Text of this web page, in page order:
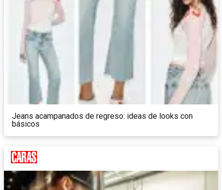
Jeans acampanados de regreso: ideas de looks con
básicos